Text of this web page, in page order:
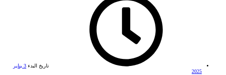
تاريخ البدء
3 يناير
2025